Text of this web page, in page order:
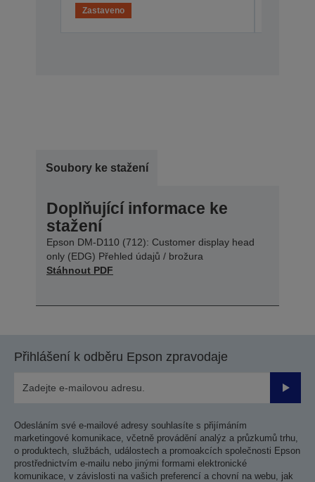
Zastaveno
Soubory ke stažení
Doplňující informace ke
stažení
Epson DM-D110 (712): Customer display head
only (EDG) Přehled údajů / brožura
Stáhnout PDF
Přihlášení k odběru Epson zpravodaje
Odesláním své e-mailové adresy souhlasíte s přijímáním
marketingové komunikace, včetně provádění analýz a průzkumů trhu,
o produktech, službách, událostech a promoakcích společnosti Epson
prostřednictvím e-mailu nebo jinými formami elektronické
komunikace, v závislosti na vašich preferencí a chovní na webu, jak